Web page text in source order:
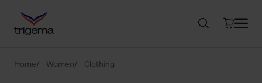
Home Women Clothing